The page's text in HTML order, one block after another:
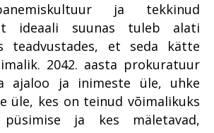
aastal 2021ja tekkinud
ideaali suunas tuleb alati
teadvustades, et seda kätte
2042. aasta prokuratuur
ajaloo ja inimeste üle, uhke
üle, kes on teinud võimalikuks
ja kes mäletavad,